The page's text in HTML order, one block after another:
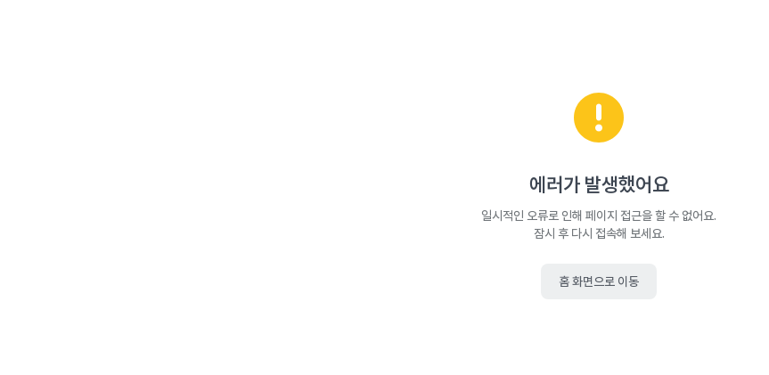
에러가 발생했어요
일시적인 오류로 인해 페이지 접근을 할 수 없어요.
잠시 후 다시 접속해 보세요.
홈 화면으로 이동